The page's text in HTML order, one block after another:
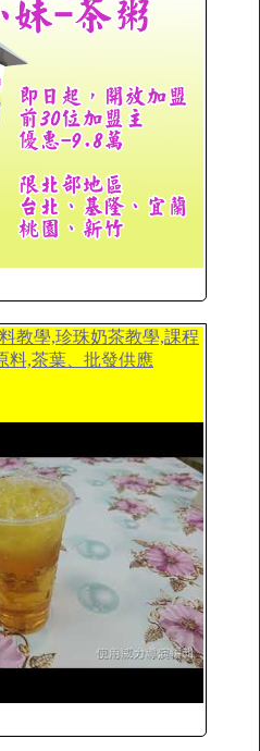
教學,珍珠奶茶教學,課程
料,茶葉、批發供應